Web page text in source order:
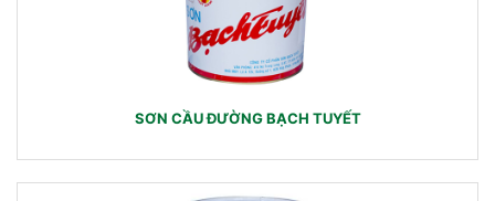
SƠN CẦU ĐƯỜNG BẠCH TUYẾT